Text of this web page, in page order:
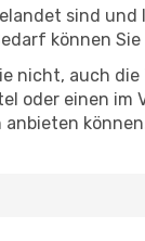
sind
können
nicht, auch
oder einen im